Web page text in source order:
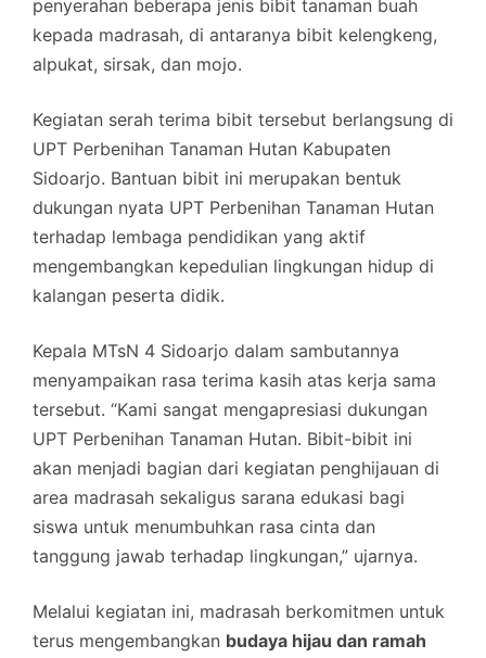
penyerahan beberapa jenis bibit tanaman buah
kepada madrasah, di antaranya bibit kelengkeng,
alpukat, sirsak, dan mojo.
Kegiatan serah terima bibit tersebut berlangsung di
UPT Perbenihan Tanaman Hutan Kabupaten
Sidoarjo. Bantuan bibit ini merupakan bentuk
dukungan nyata UPT Perbenihan Tanaman Hutan
terhadap lembaga pendidikan yang aktif
mengembangkan kepedulian lingkungan hidup di
kalangan peserta didik.
Kepala MTsN 4 Sidoarjo dalam sambutannya
menyampaikan rasa terima kasih atas kerja sama
tersebut. “Kami sangat mengapresiasi dukungan
UPT Perbenihan Tanaman Hutan. Bibit-bibit ini
akan menjadi bagian dari kegiatan penghijauan di
area madrasah sekaligus sarana edukasi bagi
siswa untuk menumbuhkan rasa cinta dan
tanggung jawab terhadap lingkungan,” ujarnya.
Melalui kegiatan ini, madrasah berkomitmen untuk
terus mengembangkan budaya hijau dan ramah